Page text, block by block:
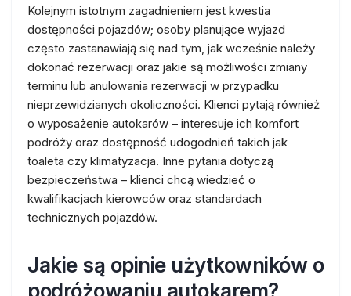
Kolejnym istotnym zagadnieniem jest kwestia
dostępności pojazdów; osoby planujące wyjazd
często zastanawiają się nad tym, jak wcześnie należy
dokonać rezerwacji oraz jakie są możliwości zmiany
terminu lub anulowania rezerwacji w przypadku
nieprzewidzianych okoliczności. Klienci pytają również
o wyposażenie autokarów – interesuje ich komfort
podróży oraz dostępność udogodnień takich jak
toaleta czy klimatyzacja. Inne pytania dotyczą
bezpieczeństwa – klienci chcą wiedzieć o
kwalifikacjach kierowców oraz standardach
technicznych pojazdów.
Jakie są opinie użytkowników o
podróżowaniu autokarem?